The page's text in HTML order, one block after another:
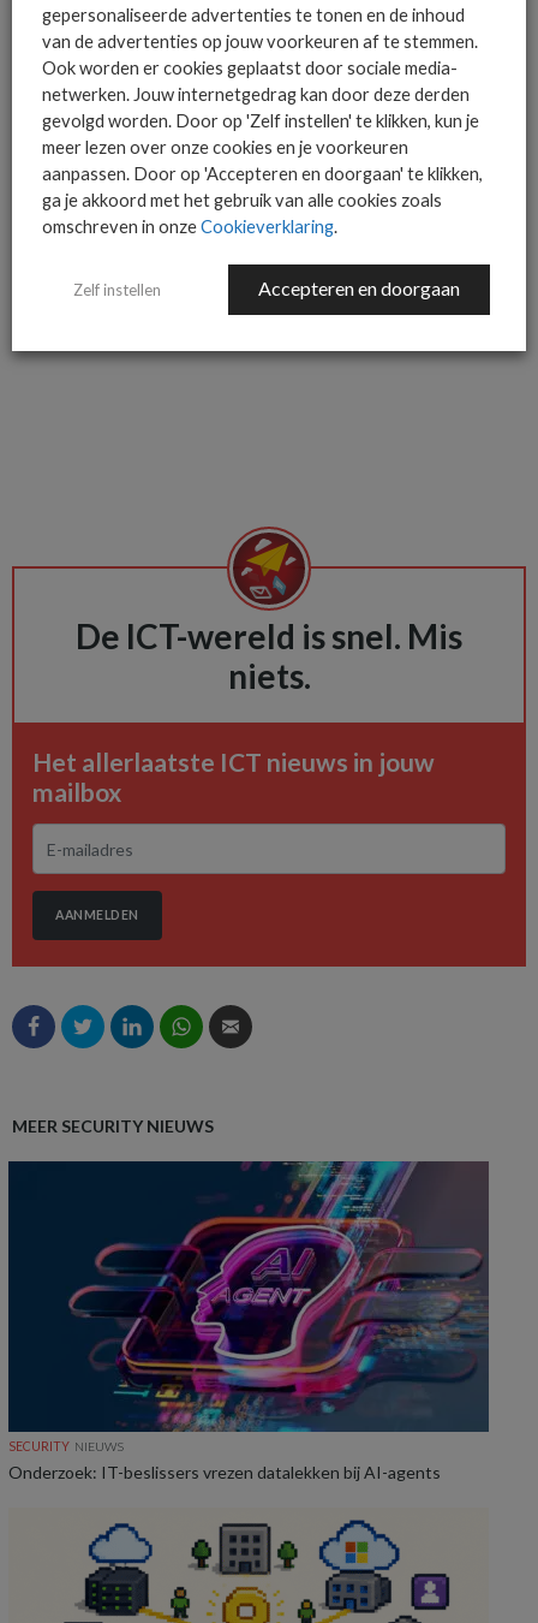
hoger niveau op te klimmen. Dat kost natuurlijk wel wat tijd,
maar het biedt partners een ideale manier om de professionele
ontwikkeling van hun medewerkers een impuls te geven. Juist
in deze tijd is het essentieel personeel nieuwe kansen te bieden
en in de volgende stap van hun loopbaan te investeren. Het
zorgt voor personeelsbehoud én nieuwe security-specialisten.
Win win!”
Dit artikel verscheen eerder in het Security & Privacy
De ICT-wereld is snel. Mis
niets.
Het allerlaatste ICT nieuws in jouw
mailbox
AANMELDEN
MEER SECURITY NIEUWS
SECURITY NIEUWS
Onderzoek: IT-beslissers vrezen datalekken bij AI-agents
gepersonaliseerde advertenties te tonen en de inhoud
van de advertenties op jouw voorkeuren af te stemmen.
Ook worden er cookies geplaatst door sociale media-
netwerken. Jouw internetgedrag kan door deze derden
gevolgd worden. Door op 'Zelf instellen' te klikken, kun je
meer lezen over onze cookies en je voorkeuren
aanpassen. Door op 'Accepteren en doorgaan' te klikken,
ga je akkoord met het gebruik van alle cookies zoals
omschreven in onzeCookieverklaring.
Zelf instellen Accepteren en doorgaan